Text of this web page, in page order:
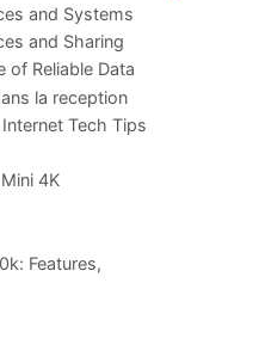
and Systems
and Sharing
of Reliable Data
la reception
Tech Tips
4K
Features,